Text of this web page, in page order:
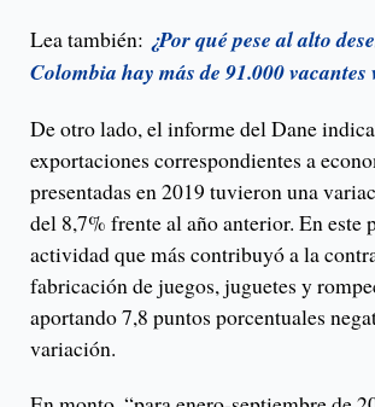
Lea también: ¿Por qué pese al alto
Colombia hay más de 91.000 vacantes
De otro lado, el informe del Dane
exportaciones correspondientes a
presentadas en 2019 tuvieron una
del 8,7% frente al año anterior. En este
actividad que más contribuyó a la
fabricación de juegos, juguetes y
aportando 7,8 puntos porcentuales
variación.